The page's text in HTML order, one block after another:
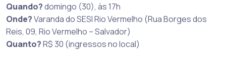
Quando?domingo (30), às 17h
Onde?Varanda do SESI Rio Vermelho (Rua Borges dos
Reis, 09, Rio Vermelho – Salvador)
Quanto?R$ 30 (ingressos no local)